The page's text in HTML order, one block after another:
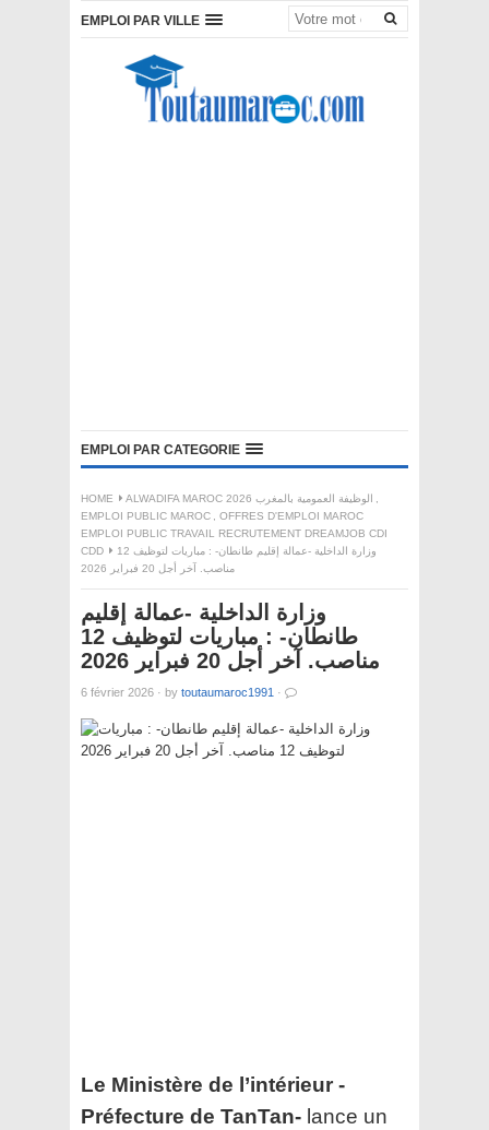
EMPLOI PAR VILLE
EMPLOI PAR CATEGORIE
HOME ALWADIFA MAROC 2026 الوظيفة العمومية بالمغرب
,
EMPLOI PUBLIC MAROC , OFFRES D'EMPLOI MAROC
EMPLOI PUBLIC TRAVAIL RECRUTEMENT DREAMJOB CDI
CDD
وزارة الداخلية -عمالة إقليم طانطان- : مباريات لتوظيف 12
مناصب. آخر أجل 20 فبراير 2026
وزارة الداخلية -عمالة إقليم
طانطان- : مباريات لتوظيف 12
مناصب. آخر أجل 20 فبراير 2026
6 février 2026 · by toutaumaroc1991 ·
Le Ministère de l’intérieur -
Préfecture de TanTan- lance un